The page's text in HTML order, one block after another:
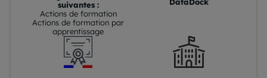
suivantes :
Actions de formation
Actions de formation par
apprentissage